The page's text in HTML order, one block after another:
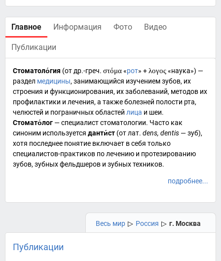
Главное Информация Фото Видео
Публикации
Стоматоло́гия (от др.-греч. στόμα«рот» +λογος«наука») —
раздел медицины, занимающийся изучениемзубов, их
строения и функционирования, ихзаболеваний, методов их
профилактики и лечения, а также болезней полости рта,
челюстей и пограничных областей лица и шеи.
Стомато́лог —специалистстоматологии. Часто как
синоним используется данти́ст (отлат. dens, dentis — зуб),
хотя последнее понятие включает в себя только
специалистов-практиков по лечению и протезированию
зубов, зубных фельдшеров и зубных техников.
подробнее...
Весь мир ▷ Россия ▷ г. Москва
Публикации